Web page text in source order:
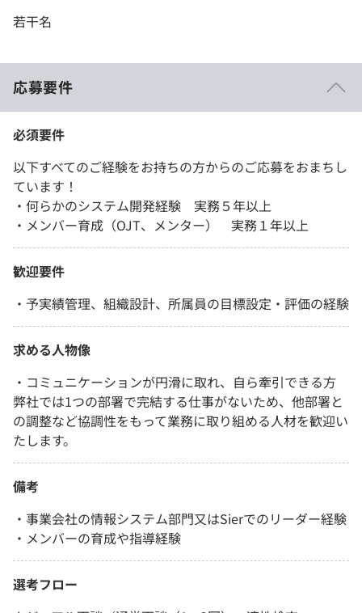
若干名
応募要件
必須要件
以下すべてのご経験をお持ちの方からのご応募をおまちし
ています！
・何らかのシステム開発経験 実務５年以上
・メンバー育成（OJT、メンター） 実務１年以上
歓迎要件
・予実績管理、組織設計、所属員の目標設定・評価の経験
求める人物像
・コミュニケーションが円滑に取れ、自ら牽引できる方
弊社では1つの部署で完結する仕事がないため、他部署と
の調整など協調性をもって業務に取り組める人材を歓迎い
たします。
備考
・事業会社の情報システム部門又はSierでのリーダー経験
・メンバーの育成や指導経験
選考フロー